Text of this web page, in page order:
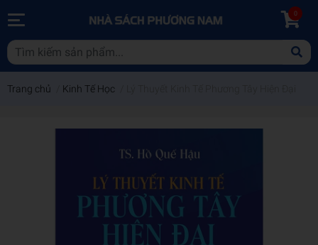
0
Trang chủ Kinh Tế Học